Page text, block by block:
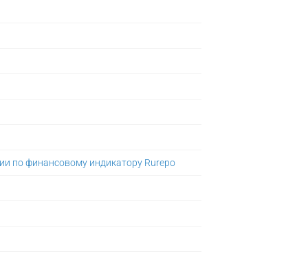
по финансовому индикатору Rurepo